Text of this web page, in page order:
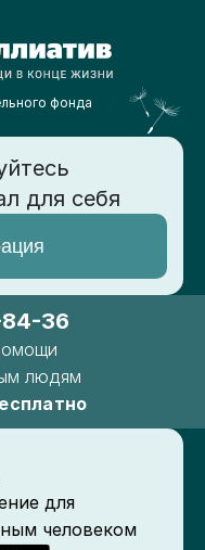
фонда
для себя
36
людям
для
человеком